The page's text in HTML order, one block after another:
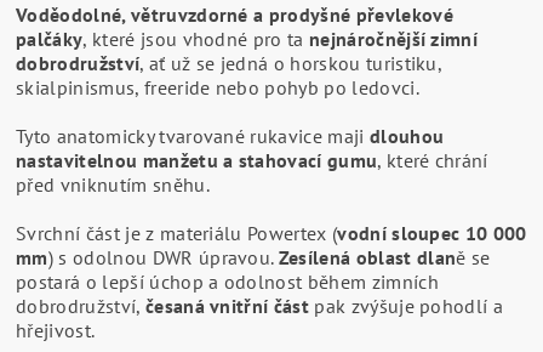
Voděodolné, větruvzdorné a prodyšné převlekové
palčáky, které jsou vhodné pro ta nejnáročnější zimní
dobrodružství, ať už se jedná o horskou turistiku,
skialpinismus, freeride nebo pohyb po ledovci.
Tyto anatomicky tvarované rukavice maji dlouhou
nastavitelnou manžetu a stahovací gumu, které chrání
před vniknutím sněhu.
Svrchní část je z materiálu Powertex (vodní sloupec 10 000
mm) s odolnou DWR úpravou. Zesílená oblast dlaně se
postará o lepší úchop a odolnost během zimních
dobrodružství, česaná vnitřní část pak zvýšuje pohodlí a
hřejivost.